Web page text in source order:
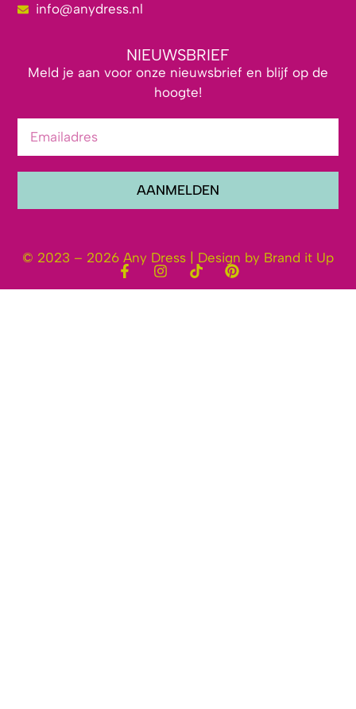
info@anydress.nl
NIEUWSBRIEF
Meld je aan voor onze nieuwsbrief en blijf op de
hoogte!
AANMELDEN
© 2023 – 2026 Any Dress | Design by Brand it Up